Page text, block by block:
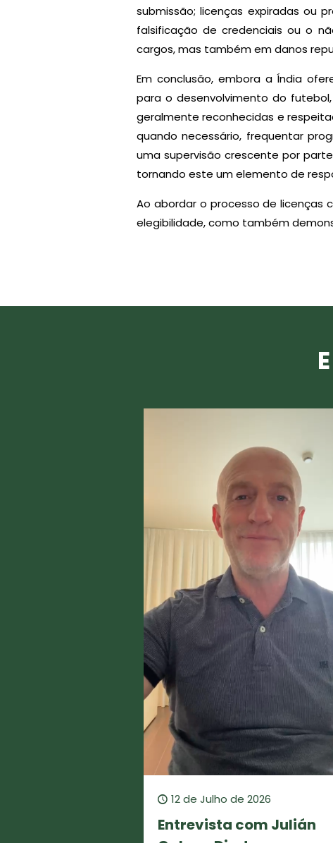
submissão; licenças expiradas ou
falsificação de credenciais ou o
cargos, mas também em danos
Em conclusão, embora a Índia
para o desenvolvimento do
geralmente reconhecidas e
quando necessário, frequentar
uma supervisão crescente por
tornando este um elemento de
Ao abordar o processo de licenças
elegibilidade, como também
12 de Julho de 2026
Entrevista com Julián